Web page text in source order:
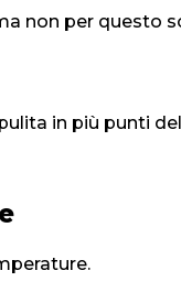
non per questo
in più punti